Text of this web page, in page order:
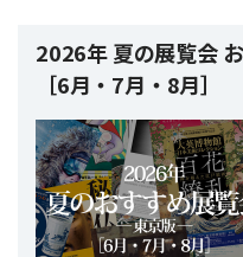
2026年 夏の展覧会
［6月・7月・8月］